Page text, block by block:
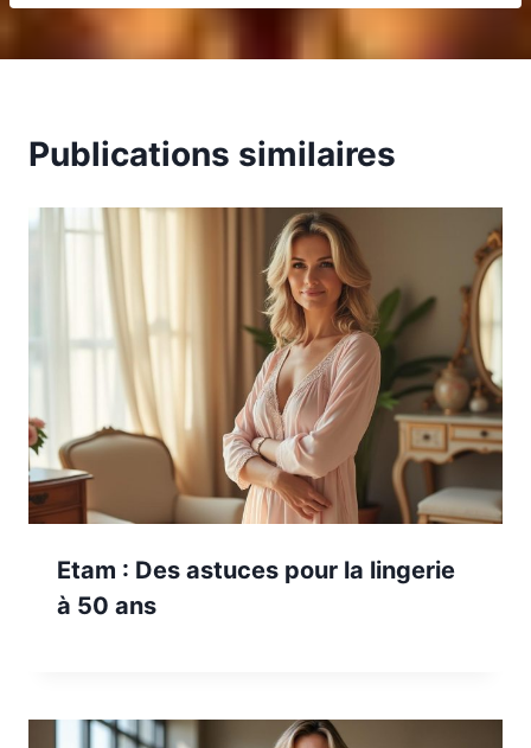
Publications similaires
Etam : Des astuces pour la lingerie
à 50 ans